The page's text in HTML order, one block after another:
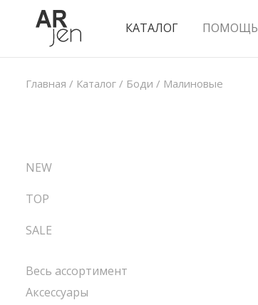
КАТАЛОГ ПОМОЩЬ
Главная / Каталог / Боди / Малиновые
NEW
TOP
SALE
Весь ассортимент
Аксессуары